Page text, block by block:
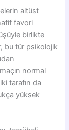
altüst
favori
birlikte
bu tür psikolojik
normal
tarafın da
yüksek